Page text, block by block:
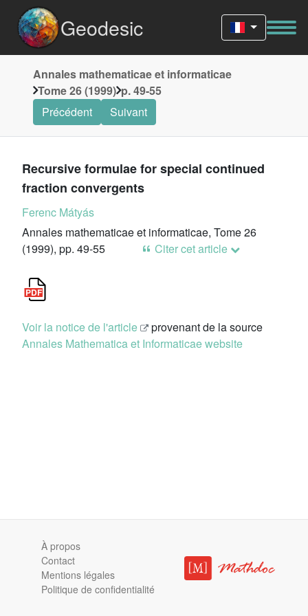
Geodesic
Annales mathematicae et informaticae
Tome 26 (1999) p. 49-55
Précédent
Suivant
Recursive formulae for special continued
fraction convergents
Ferenc Mátyás
Annales mathematicae et informaticae, Tome 26
(1999), pp. 49-55
Citer cet article
Voir la notice de l'article
provenant de la source
Annales Mathematica et Informaticae website
À propos
Contact
Mentions légales
Politique de confidentialité